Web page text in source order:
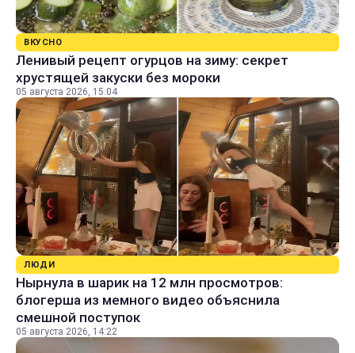
ВКУСНО
Ленивый рецепт огурцов на зиму: секрет
хрустящей закуски без мороки
05 августа 2026, 15:04
ЛЮДИ
Нырнула в шарик на 12 млн просмотров:
блогерша из мемного видео объяснила
смешной поступок
05 августа 2026, 14:22